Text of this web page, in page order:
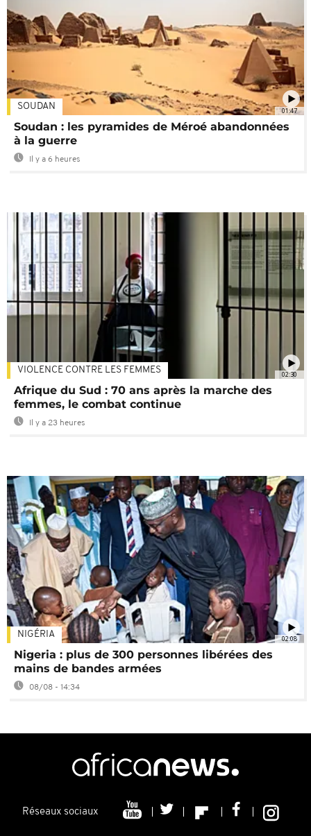
01:47
SOUDAN
Soudan : les pyramides de Méroé abandonnées
à la guerre
Il y a 6 heures
02:30
VIOLENCE CONTRE LES FEMMES
Afrique du Sud : 70 ans après la marche des
femmes, le combat continue
Il y a 23 heures
02:08
NIGÉRIA
Nigeria : plus de 300 personnes libérées des
mains de bandes armées
08/08 - 14:34
Réseaux sociaux